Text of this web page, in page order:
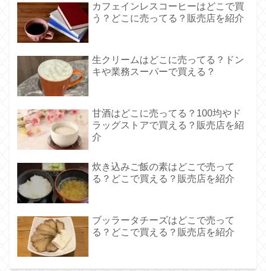
カフェインレスコーヒーはどこで買
う？どこに売ってる？販売店を紹介
生クリームはどこに売ってる？ドン
キや業務スーパーで買える？
甘酒はどこに売ってる？100均やド
ラッグストアで買える？販売店を紹
介
炊き込みご飯の素はどこで売って
る？どこで買える？販売店を紹介
ブッラータチーズはどこで売って
る？どこで買える？販売店を紹介